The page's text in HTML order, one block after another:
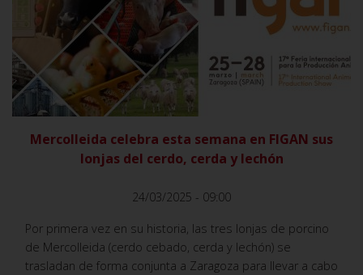
VER
Mercolleida celebra esta semana en FIGAN sus
lonjas del cerdo, cerda y lechón
24/03/2025 - 09:00
Por primera vez en su historia, las tres lonjas de porcino
de Mercolleida (cerdo cebado, cerda y lechón) se
trasladan de forma conjunta a Zaragoza para llevar a cabo